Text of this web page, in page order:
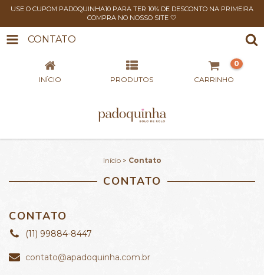
USE O CUPOM PADOQUINHA10 PARA TER 10% DE DESCONTO NA PRIMEIRA
COMPRA NO NOSSO SITE 🤍
CONTATO
INÍCIO PRODUTOS CARRINHO
0
Início > Contato
CONTATO
CONTATO
(11) 99884-8447
contato@apadoquinha.com.br